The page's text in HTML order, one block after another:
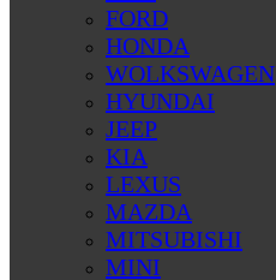
FORD
HONDA
WOLKSWAGEN
HYUNDAI
JEEP
KIA
LEXUS
MAZDA
MITSUBISHI
MINI